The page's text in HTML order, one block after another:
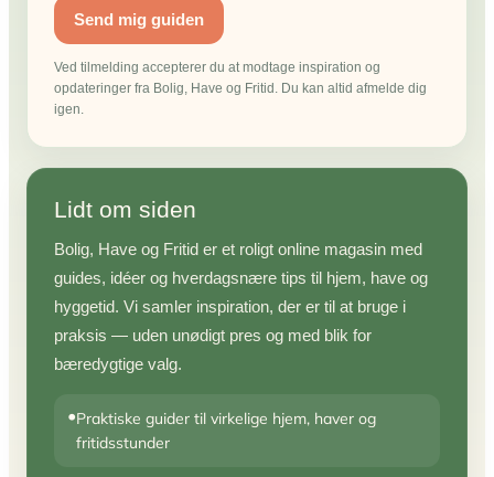
Send mig guiden
Ved tilmelding accepterer du at modtage inspiration og
opdateringer fra Bolig, Have og Fritid. Du kan altid afmelde dig
igen.
Lidt om siden
Bolig, Have og Fritid er et roligt online magasin med
guides, idéer og hverdagsnære tips til hjem, have og
hyggetid. Vi samler inspiration, der er til at bruge i
praksis — uden unødigt pres og med blik for
bæredygtige valg.
•Praktiske guider til virkelige hjem, haver og
fritidsstunder